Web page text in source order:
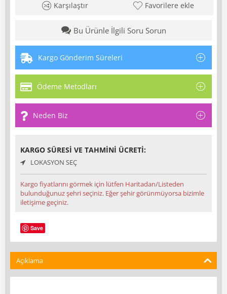
Karşılaştır Favorilere ekle
Bu Ürünle İlgili Soru Sorun
Kargo Gönderim Süreleri
Ödeme Metodları
Neden Biz
KARGO SÜRESI VE TAHMINI ÜCRETI:
LOKASYON SEÇ
Kargo fiyatlarını görmek için lütfen Haritadan/Listeden
bulunduğunuz şehri seçiniz. Eğer şehir görünmüyorsa bizimle
iletişime geçiniz.
Save
Açıklama